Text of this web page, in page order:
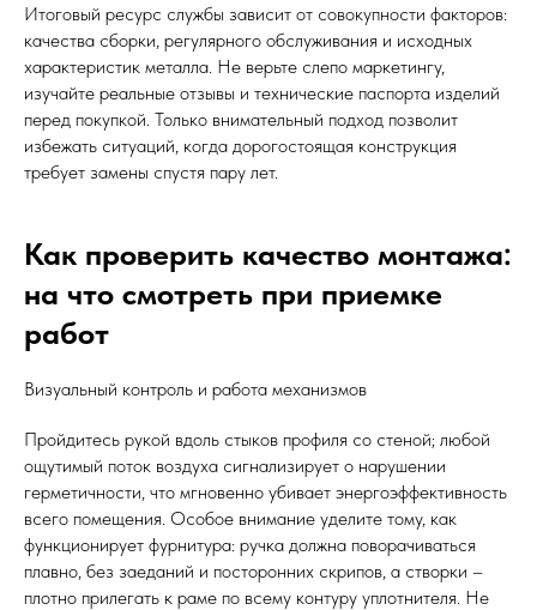
Итоговый ресурс службы зависит от совокупности факторов:
качества сборки, регулярного обслуживания и исходных
характеристик металла. Не верьте слепо маркетингу,
изучайте реальные отзывы и технические паспорта изделий
перед покупкой. Только внимательный подход позволит
избежать ситуаций, когда дорогостоящая конструкция
требует замены спустя пару лет.
Как проверить качество монтажа:
на что смотреть при приемке
работ
Визуальный контроль и работа механизмов
Пройдитесь рукой вдоль стыков профиля со стеной; любой
ощутимый поток воздуха сигнализирует о нарушении
герметичности, что мгновенно убивает энергоэффективность
всего помещения. Особое внимание уделите тому, как
функционирует фурнитура: ручка должна поворачиваться
плавно, без заеданий и посторонних скрипов, а створки –
плотно прилегать к раме по всему контуру уплотнителя. Не